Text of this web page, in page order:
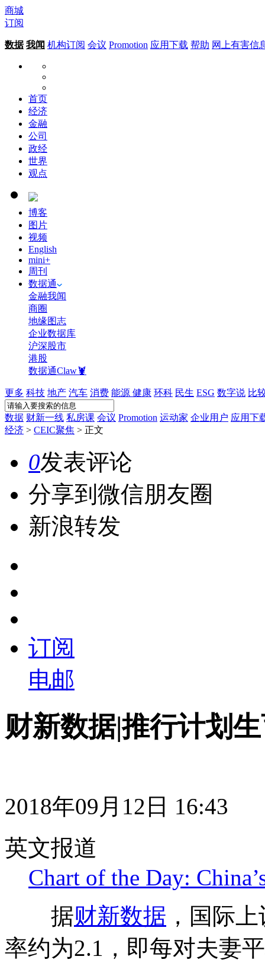
商城
订阅
数据 我闻 机构订阅 会议 Promotion 应用下载 帮助 网上有害信
首页
经济
金融
公司
政经
世界
观点
博客
图片
视频
English
mini+
周刊
数据通
金融我闻
商圈
地缘图志
企业数据库
沪深股市
港股
数据通Claw🦞
更多 科技 地产 汽车 消费 能源 健康 环科 民生 ESG 数字说 比
数据 财新一线 私房课 会议 Promotion 运动家 企业用户 应用下
经济 > CEIC聚焦 > 正文
0发表评论
分享到微信朋友圈
新浪转发
订阅
电邮
财新数据|推行计划
2018年09月12日 16:43
英文报道
Chart of the Day:
据财新数据 ，国际
率约为2.1，即每对夫妻